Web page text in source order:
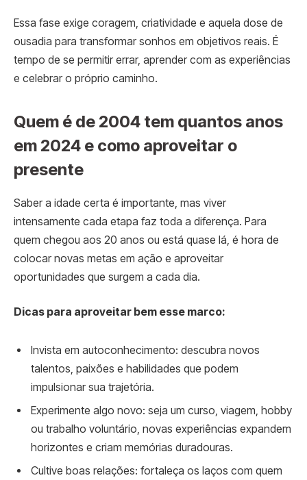
Essa fase exige coragem, criatividade e aquela dose de
ousadia para transformar sonhos em objetivos reais. É
tempo de se permitir errar, aprender com as experiências
e celebrar o próprio caminho.
Quem é de 2004 tem quantos anos
em 2024 e como aproveitar o
presente
Saber a idade certa é importante, mas viver
intensamente cada etapa faz toda a diferença. Para
quem chegou aos 20 anos ou está quase lá, é hora de
colocar novas metas em ação e aproveitar
oportunidades que surgem a cada dia.
Dicas para aproveitar bem esse marco:
Invista em autoconhecimento: descubra novos
talentos, paixões e habilidades que podem
impulsionar sua trajetória.
Experimente algo novo: seja um curso, viagem, hobby
ou trabalho voluntário, novas experiências expandem
horizontes e criam memórias duradouras.
Cultive boas relações: fortaleça os laços com quem